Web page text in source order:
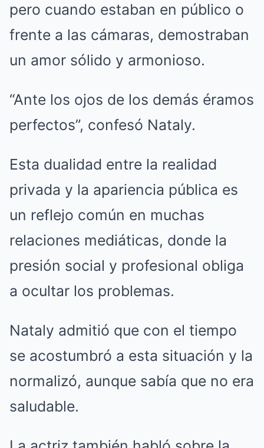
pero cuando estaban en público o
frente a las cámaras, demostraban
un amor sólido y armonioso.
“Ante los ojos de los demás éramos
perfectos”, confesó Nataly.
Esta dualidad entre la realidad
privada y la apariencia pública es
un reflejo común en muchas
relaciones mediáticas, donde la
presión social y profesional obliga
a ocultar los problemas.
Nataly admitió que con el tiempo
se acostumbró a esta situación y la
normalizó, aunque sabía que no era
saludable.